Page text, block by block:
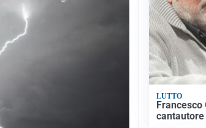
LUTTO
Francesco